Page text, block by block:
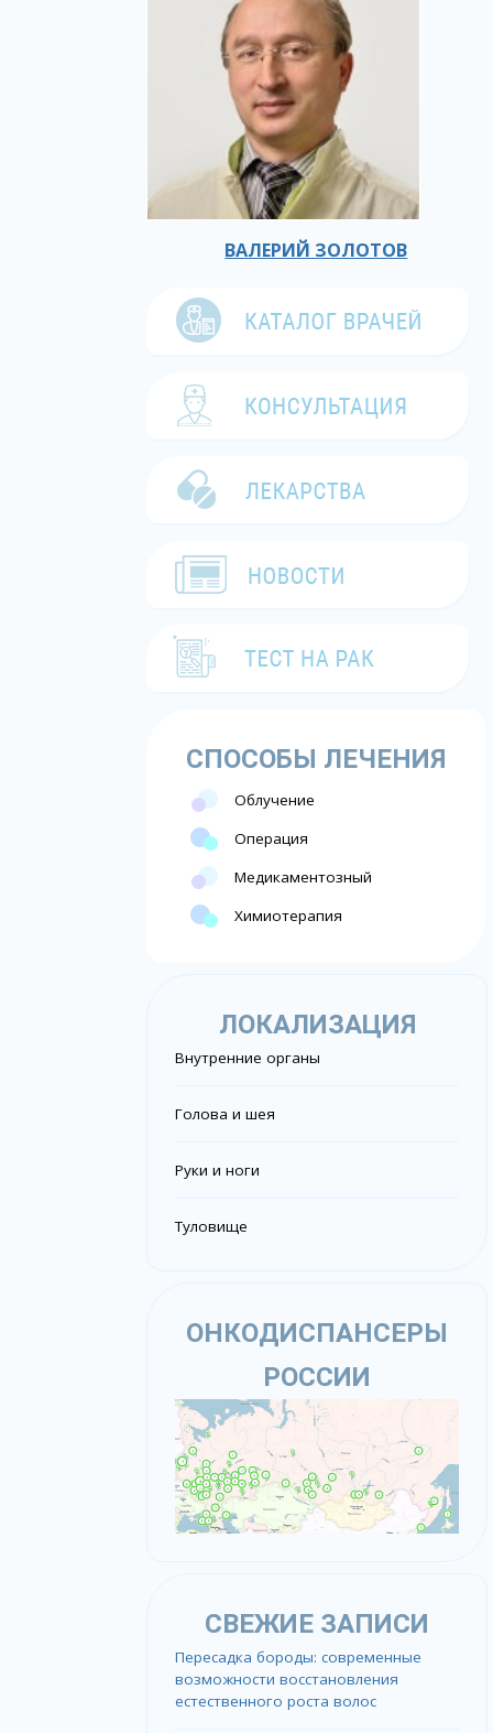
ВАЛЕРИЙ ЗОЛОТОВ
СПОСОБЫ ЛЕЧЕНИЯ
Облучение
Операция
Медикаментозный
Химиотерапия
ЛОКАЛИЗАЦИЯ
Внутренние органы
Голова и шея
Руки и ноги
Туловище
ОНКОДИСПАНСЕРЫ
РОССИИ
СВЕЖИЕ ЗАПИСИ
Пересадка бороды: современные
возможности восстановления
естественного роста волос